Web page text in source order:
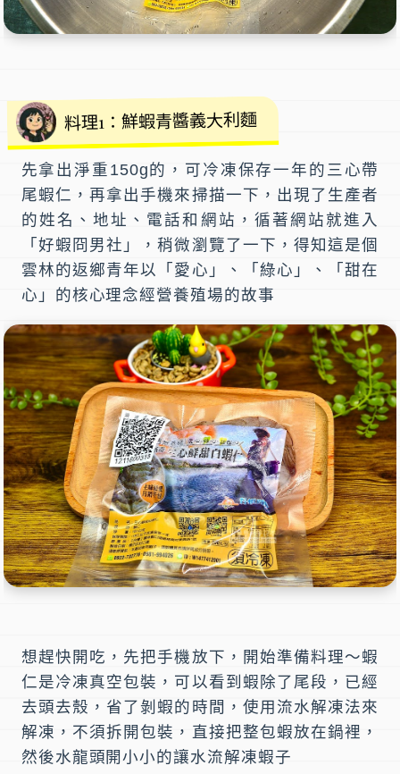
料理1：鮮蝦青醬義大利麵
先拿出淨重150g的，可冷凍保存一年的 三心帶
尾蝦仁 ，再拿出手機來掃描一下，出現了生產者
的姓名、地址、電話和網站，循著網站就進入
「好蝦冏男社 」，稍微瀏覽了一下，得知這是個
雲林的返鄉青年以「愛心」、「綠心」、「甜在
心」的核心理念經營養殖場的故事
想趕快開吃，先把手機放下，開始準備料理～蝦
仁是冷凍真空包裝，可以看到蝦除了尾段，已經
去頭去殼，省了剝蝦的時間，使用 流水解凍法來
解凍，不須拆開包裝，直接把整包蝦放在鍋裡，
然後水龍頭開小小的讓水流解凍蝦子